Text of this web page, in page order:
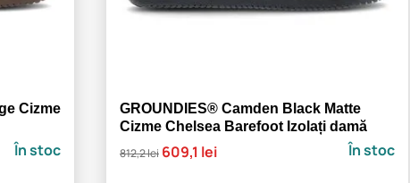
Cizme
În stoc
GROUNDIES® Camden Black Matte
Cizme Chelsea Barefoot Izolați damă
812,2 lei 609,1 lei În stoc